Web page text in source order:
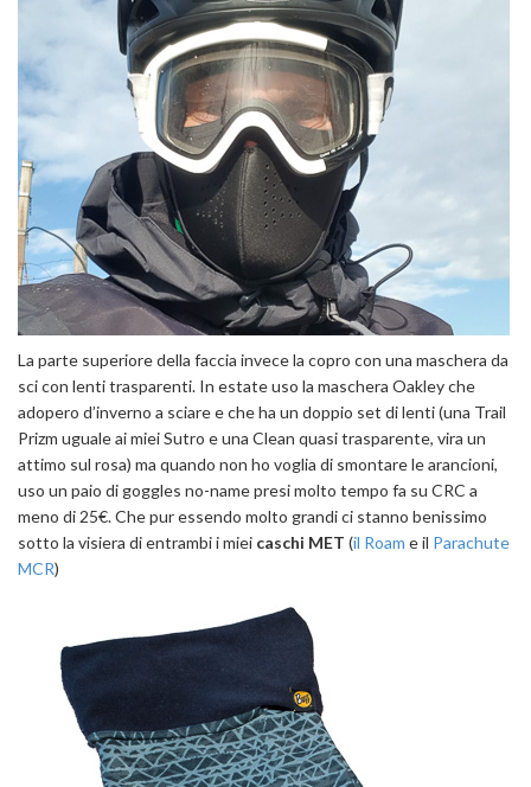
La parte superiore della faccia invece la copro con una maschera da
sci con lenti trasparenti. In estate uso la maschera Oakley che
adopero d’inverno a sciare e che ha un doppio set di lenti (una Trail
Prizm uguale ai miei Sutro e una Clean quasi trasparente, vira un
attimo sul rosa) ma quando non ho voglia di smontare le arancioni,
uso un paio di goggles no-name presi molto tempo fa su CRC a
meno di 25€. Che pur essendo molto grandi ci stanno benissimo
sotto la visiera di entrambi i miei caschi MET (il Roam e il Parachute
MCR)